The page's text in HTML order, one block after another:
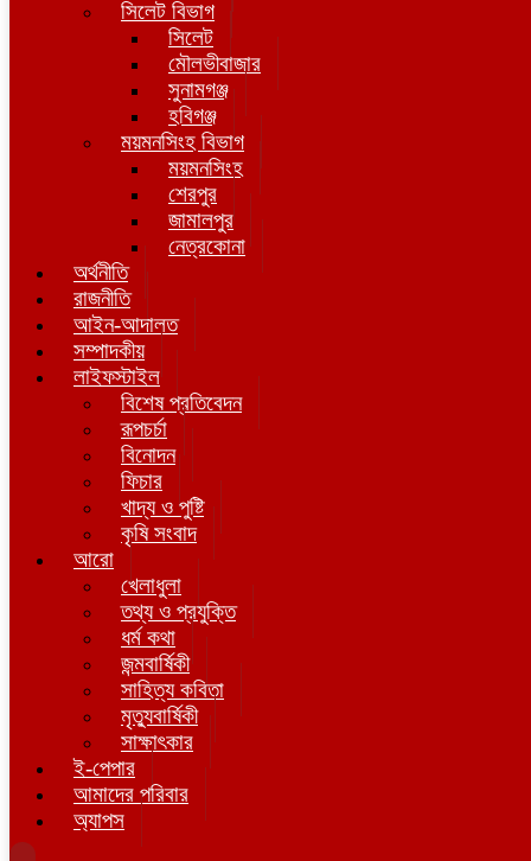
সিলেট বিভাগ
সিলেট
মৌলভীবাজার
সুনামগঞ্জ
হবিগঞ্জ
ময়মনসিংহ বিভাগ
ময়মনসিংহ
শেরপুর
জামালপুর
নেত্রকোনা
অর্থনীতি
রাজনীতি
আইন-আদালত
সম্পাদকীয়
লাইফস্টাইল
বিশেষ প্রতিবেদন
রূপচর্চা
বিনোদন
ফিচার
খাদ্য ও পুষ্টি
কৃষি সংবাদ
আরো
খেলাধুলা
তথ্য ও প্রযুক্তি
ধর্ম কথা
জন্মবার্ষিকী
সাহিত্য কবিতা
মৃত্যুবার্ষিকী
সাক্ষাৎকার
ই-পেপার
আমাদের পরিবার
অ্যাপস